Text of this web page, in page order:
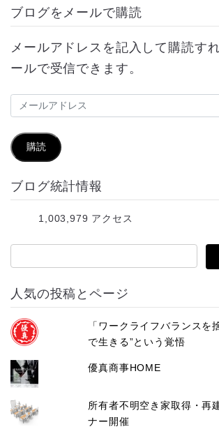
ブログをメールで購読
メールアドレスを記入して購読す
ールで受信できます。
メ
ル
ア
ド
購読
ブログ統計情報
1,003,979 アクセス
人気の投稿とページ
「ワークライフバランスを
で生きる”という覚悟
優真商事HOME
所有者不明空き家取得・再
ナー開催